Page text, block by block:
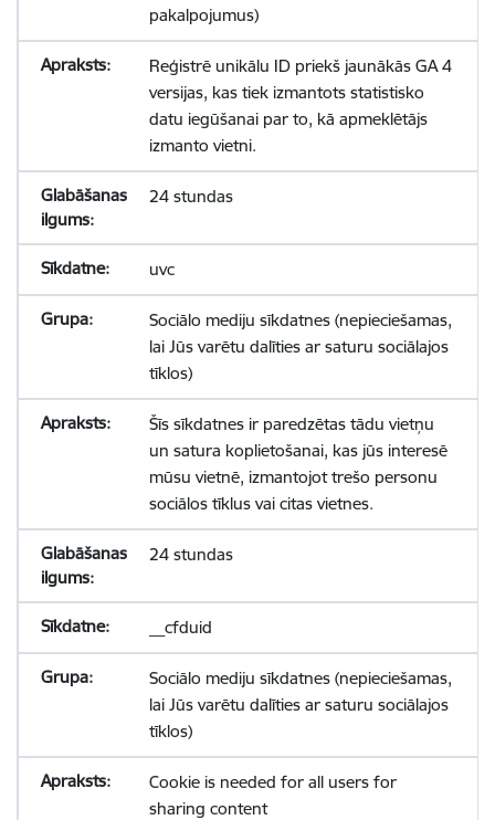
pakalpojumus)
Reģistrē unikālu ID priekš jaunākās GA 4
versijas, kas tiek izmantots statistisko
datu iegūšanai par to, kā apmeklētājs
izmanto vietni.
24 stundas
uvc
Sociālo mediju sīkdatnes (nepieciešamas,
lai Jūs varētu dalīties ar saturu sociālajos
tīklos)
Šīs sīkdatnes ir paredzētas tādu vietņu
un satura koplietošanai, kas jūs interesē
mūsu vietnē, izmantojot trešo personu
sociālos tīklus vai citas vietnes.
24 stundas
__cfduid
Sociālo mediju sīkdatnes (nepieciešamas,
lai Jūs varētu dalīties ar saturu sociālajos
tīklos)
Cookie is needed for all users for
sharing content